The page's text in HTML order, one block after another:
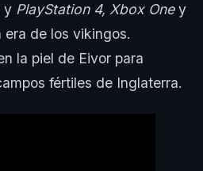
y PlayStation 4, Xbox Oney
de los vikingos.
la piel de Eivor para
fértiles de Inglaterra.